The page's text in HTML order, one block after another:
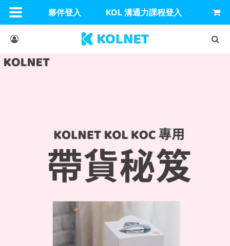
夥伴登入 KOL 溝通力課程登入